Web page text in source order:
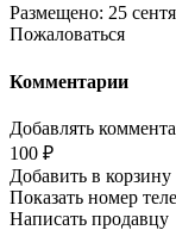
Размещено: 25
Пожаловаться
Комментарии
Добавлять
100 ₽
Добавить в корзину
Показать номер
Написать продавцу